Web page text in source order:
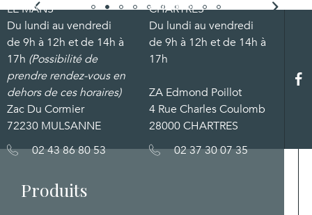
Produits
LE MANS
Du lundi au vendredi
de 9h à 12h et de 14h à
17h (Possibilité de
prendre rendez-vous en
dehors de ces horaires)
Zac Du Cormier
72230 MULSANNE
02 43 86 80 53
CHARTRES
Du lundi au vendredi
de 9h à 12h et de 14h à
17h
ZA Edmond Poillot
4 Rue Charles Coulomb
28000 CHARTRES
02 37 30 07 35